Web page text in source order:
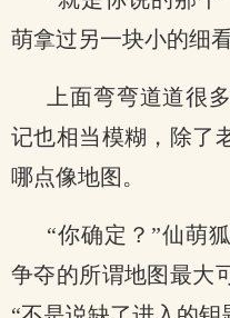
萌拿过另一块小的细看
上面弯弯道道很
记也相当模糊，除了
哪点像地图。
“你确定？”仙萌
争夺的所谓地图最大